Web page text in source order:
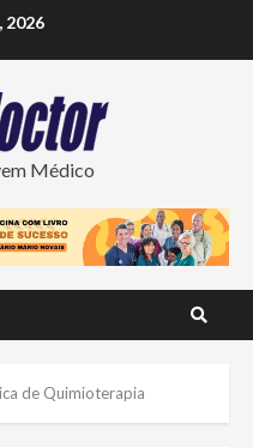
2026
Médico
de Quimioterapia